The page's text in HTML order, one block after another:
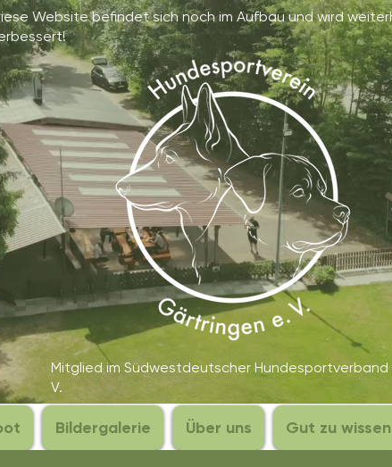
Website befindet sich noch im Aufbau und wird
Mitglied im Südwestdeutscher Hundesportverband
V.
Bildergalerie Über uns Gut zu wissen